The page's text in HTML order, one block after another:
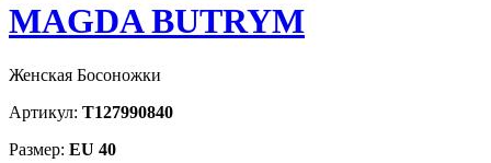
MAGDA BUTRYM
Женская Босоножки
Артикул: T127990840
Размер: EU 40